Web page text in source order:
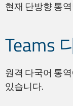
현재 단방향 통
Teams
원격 다국어 통
있습니다.